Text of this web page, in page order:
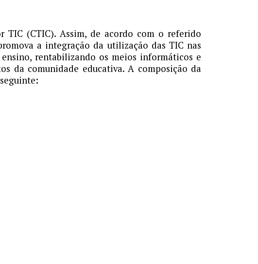
TIC (CTIC). Assim, de acordo com o referido
a integração da utilização das TIC nas
rentabilizando os meios informáticos e
da comunidade educativa. A composição da